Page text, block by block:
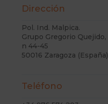
Dirección
Pol. Ind. Malpica.
Grupo Gregorio Quejido,
n 44-45
50016 Zaragoza (España)
Teléfono